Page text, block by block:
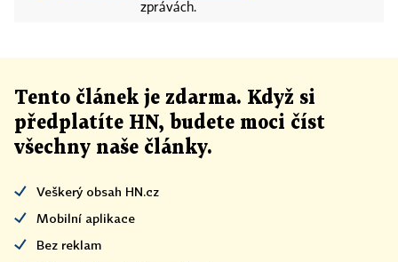
zprávách.
Tento článek je zdarma. Když si
předplatíte HN, budete moci číst
všechny naše články.
Veškerý obsah HN.cz
Mobilní aplikace
Bez reklam